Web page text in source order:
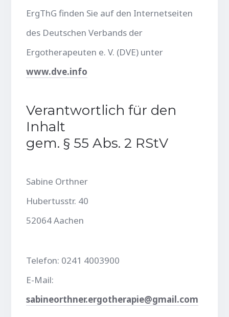
ErgThG finden Sie auf den Internetseiten
des Deutschen Verbands der
Ergotherapeuten e. V. (DVE) unter
www.dve.info
Verantwortlich für den
Inhalt
gem. § 55 Abs. 2 RStV
Sabine Orthner
Hubertusstr. 40
52064 Aachen
Telefon: 0241 4003900
E-Mail:
sabineorthner.ergotherapie@gmail.com